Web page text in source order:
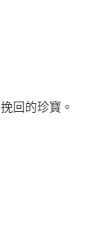
回的珍寶。